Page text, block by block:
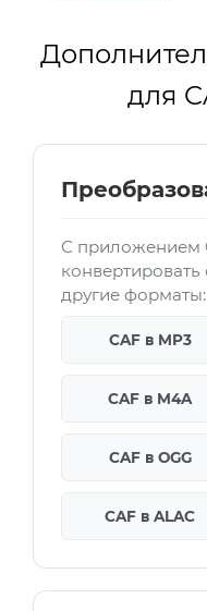
для
С приложением
другие форматы:
CAF в MP3
CAF в M4A
CAF в OGG
CAF в ALAC